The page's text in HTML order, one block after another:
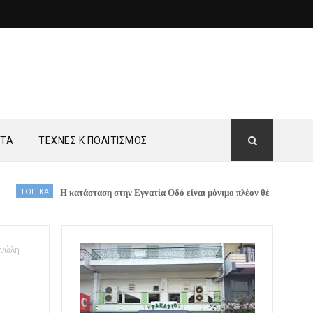
ΤΕΧΝΕΣ Κ ΠΟΛΙΤΙΣΜΟΣ
κατάσταση στην Εγνατία Οδό είναι μόνιμο πλέον θέμα στα τοπικά μέσα